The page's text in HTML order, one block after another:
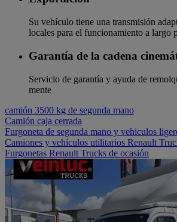
Su vehículo tiene una transmisión
locales para el funcionamiento a largo
Garantía de la cadena
Servicio de garantía y ayuda de
mente
camión 3500 kg de segunda mano
Camión caja cerrada
Furgoneta de segunda mano y vehiculos
Camiones y vehículos utilitarios Renault
Furgonetas Renault Trucks de ocasión